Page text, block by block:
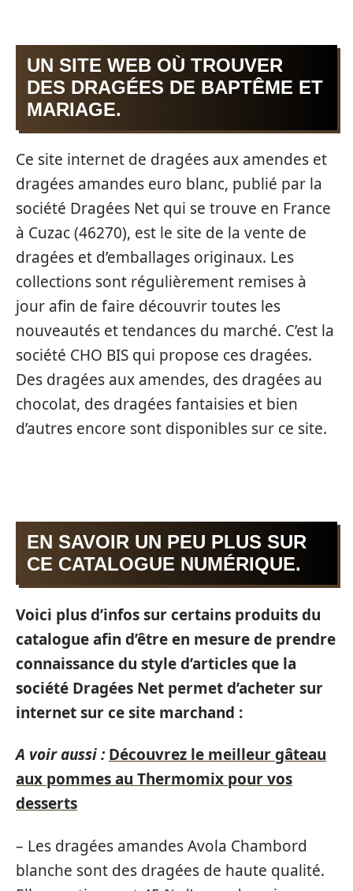
UN SITE WEB OÙ TROUVER
DES DRAGÉES DE BAPTÊME ET
MARIAGE.
Ce site internet de dragées aux amendes et
dragées amandes euro blanc, publié par la
société Dragées Net qui se trouve en France
à Cuzac (46270), est le site de la vente de
dragées et d’emballages originaux. Les
collections sont régulièrement remises à
jour afin de faire découvrir toutes les
nouveautés et tendances du marché. C’est la
société CHO BIS qui propose ces dragées.
Des dragées aux amendes, des dragées au
chocolat, des dragées fantaisies et bien
d’autres encore sont disponibles sur ce site.
EN SAVOIR UN PEU PLUS SUR
CE CATALOGUE NUMÉRIQUE.
Voici plus d’infos sur certains produits du
catalogue afin d’être en mesure de prendre
connaissance du style d’articles que la
société Dragées Net permet d’acheter sur
internet sur ce site marchand :
A voir aussi : Découvrez le meilleur gâteau
aux pommes au Thermomix pour vos
desserts
– Les dragées amandes Avola Chambord
blanche sont des dragées de haute qualité.